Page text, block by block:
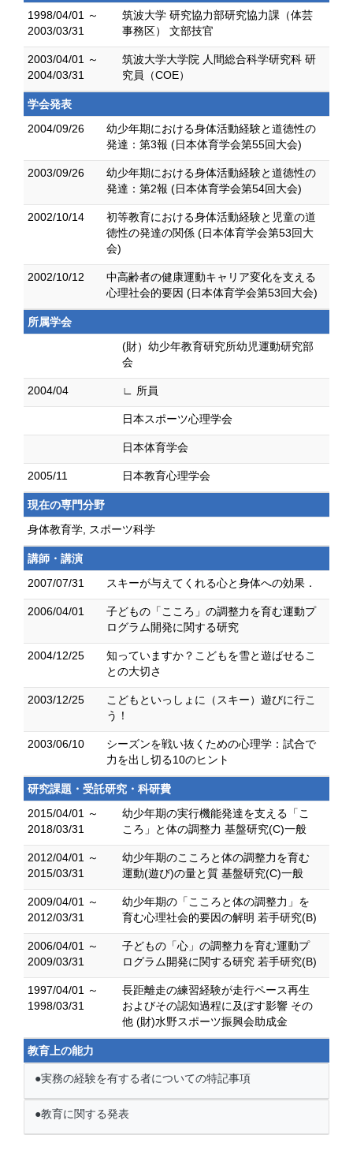
1998/04/01 ～
2003/03/31
筑波大学 研究協力部研究協力課（体芸
事務区） 文部技官
2003/04/01 ～
2004/03/31
筑波大学大学院 人間総合科学研究科 研
究員（COE）
学会発表
2004/09/26
幼少年期における身体活動経験と道徳性の
発達：第3報 (日本体育学会第55回大会)
2003/09/26
幼少年期における身体活動経験と道徳性の
発達：第2報 (日本体育学会第54回大会)
2002/10/14
初等教育における身体活動経験と児童の道
徳性の発達の関係 (日本体育学会第53回大
会)
2002/10/12
中高齢者の健康運動キャリア変化を支える
心理社会的要因 (日本体育学会第53回大会)
所属学会
(財）幼少年教育研究所幼児運動研究部
会
2004/04 ∟ 所員
日本スポーツ心理学会
日本体育学会
2005/11 日本教育心理学会
現在の専門分野
身体教育学, スポーツ科学
講師・講演
2007/07/31
スキーが与えてくれる心と身体への効果．
2006/04/01
子どもの「こころ」の調整力を育む運動プ
ログラム開発に関する研究
2004/12/25
知っていますか？こどもを雪と遊ばせるこ
との大切さ
2003/12/25
こどもといっしょに（スキー）遊びに行こ
う！
2003/06/10
シーズンを戦い抜くための心理学：試合で
力を出し切る10のヒント
研究課題・受託研究・科研費
2015/04/01 ～
2018/03/31
幼少年期の実行機能発達を支える「こ
ころ」と体の調整力 基盤研究(C)一般
2012/04/01 ～
2015/03/31
幼少年期のこころと体の調整力を育む
運動(遊び)の量と質 基盤研究(C)一般
2009/04/01 ～
2012/03/31
幼少年期の「こころと体の調整力」を
育む心理社会的要因の解明 若手研究(B)
2006/04/01 ～
2009/03/31
子どもの「心」の調整力を育む運動プ
ログラム開発に関する研究 若手研究(B)
1997/04/01 ～
1998/03/31
長距離走の練習経験が走行ペース再生
およびその認知過程に及ぼす影響 その
他 (財)水野スポーツ振興会助成金
教育上の能力
●実務の経験を有する者についての特記事項
●教育に関する発表